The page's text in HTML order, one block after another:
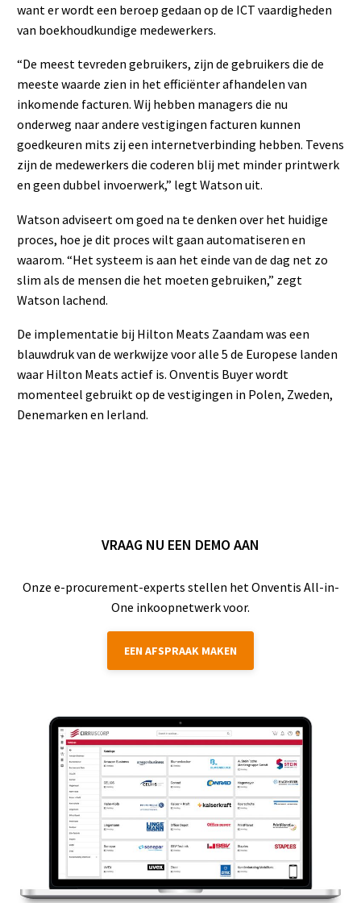
want er wordt een beroep gedaan op de ICT vaardigheden
van boekhoudkundige medewerkers.
“De meest tevreden gebruikers, zijn de gebruikers die de
meeste waarde zien in het efficiënter afhandelen van
inkomende facturen. Wij hebben managers die nu
onderweg naar andere vestigingen facturen kunnen
goedkeuren mits zij een internetverbinding hebben. Tevens
zijn de medewerkers die coderen blij met minder printwerk
en geen dubbel invoerwerk,” legt Watson uit.
Watson adviseert om goed na te denken over het huidige
proces, hoe je dit proces wilt gaan automatiseren en
waarom. “Het systeem is aan het einde van de dag net zo
slim als de mensen die het moeten gebruiken,” zegt
Watson lachend.
De implementatie bij Hilton Meats Zaandam was een
blauwdruk van de werkwijze voor alle 5 de Europese landen
waar Hilton Meats actief is. Onventis Buyer wordt
momenteel gebruikt op de vestigingen in Polen, Zweden,
Denemarken en Ierland.
VRAAG NU EEN DEMO AAN
Onze e-procurement-experts stellen het Onventis All-in-
One inkoopnetwerk voor.
EEN AFSPRAAK MAKEN